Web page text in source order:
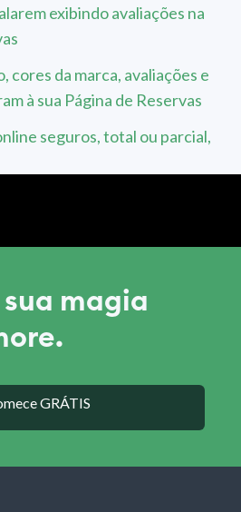
exibindo avaliações na
cores da marca, avaliações e
à sua Página de Reservas
seguros, total ou parcial,
magia
GRÁTIS